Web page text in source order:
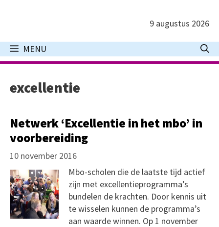
inhoud
9 augustus 2026
MENU
excellentie
Netwerk ‘Excellentie in het mbo’ in
voorbereiding
10 november 2016
Mbo-scholen die de laatste tijd actief
zijn met excellentieprogramma’s
bundelen de krachten. Door kennis uit
te wisselen kunnen de programma’s
aan waarde winnen. Op 1 november